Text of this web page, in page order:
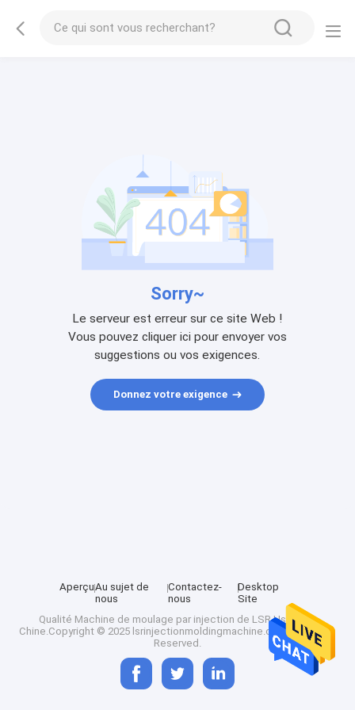
Sorry~
Le serveur est erreur sur ce site Web !
Vous pouvez cliquer ici pour envoyer vos
suggestions ou vos exigences.
Donnez votre exigence
AperçuAu sujet de
nous
Contactez-
nous
Desktop
Site
Qualité Machine de moulage par injection de LSRUsine De
Chine.Copyright © 2025 lsrinjectionmoldingmachine.com. All Rights
Reserved.